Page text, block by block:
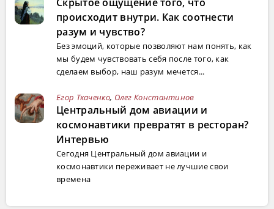
происходит внутри. Как соотнести
разум и чувство?
Без эмоций, которые позволяют нам понять, как
мы будем чувствовать себя после того, как
сделаем выбор, наш разум мечется...
Егор Ткаченко, Олег Константинов
Центральный дом авиации и
космонавтики превратят в ресторан?
Интервью
Сегодня Центральный дом авиации и
космонавтики переживает не лучшие свои
времена